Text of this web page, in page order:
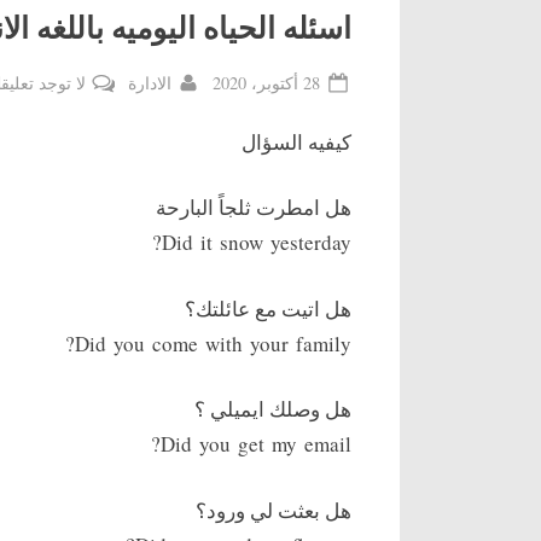
اسئله الحياه اليوميه باللغه
Posted
28 أكتوبر، 2020 By
الادارة لا توجد
كيفيه السؤال
هل امطرت ثلجاً البارحة
Did it snow yesterday?
هل اتيت مع عائلتك؟
Did you come with your family?
هل وصلك ايميلي ؟
Did you get my email?
هل بعثت لي ورود؟